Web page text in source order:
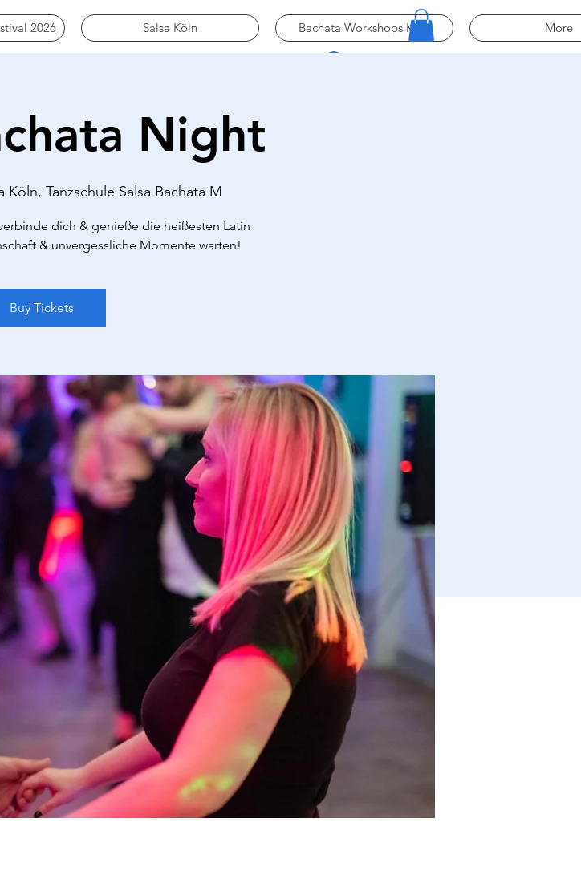
2026 Salsa Köln Bachata Workshops Köln More
Night
Köln, Tanzschule Salsa Bachata M
dich & genieße die heißesten Latin
& unvergessliche Momente warten!
Buy Tickets